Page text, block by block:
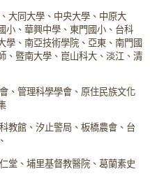
大同大學、中央大學、中原大
小、華興中學、東門國小、台科
學、南亞技術學院、亞東、南門國
、暨南大學、崑山科大、淡江、清
、管理科學學會、原住民族文化
教館、汐止警局、板橋農會、台
堂、埔里基督教醫院、葛蘭素史